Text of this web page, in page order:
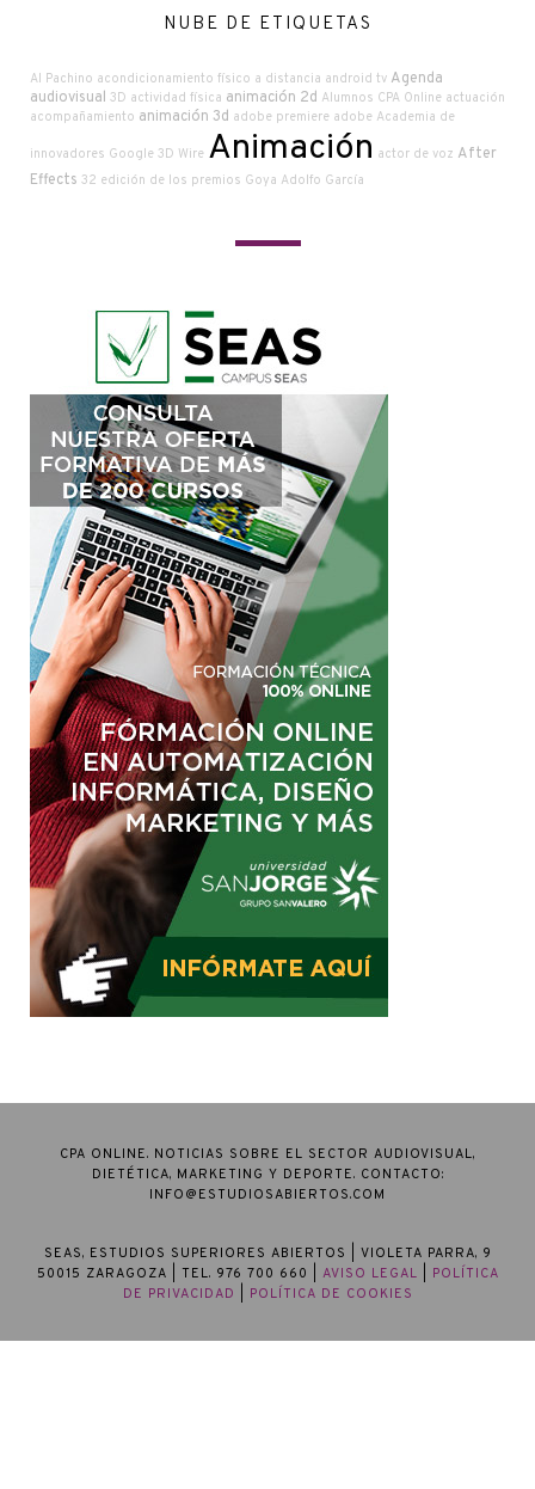
NUBE DE ETIQUETAS
Al Pachino acondicionamiento físico a distancia android tv Agenda
audiovisual 3D actividad física animación 2d Alumnos CPA Online actuación
acompañamiento animación 3d adobe premiere adobe Academia de
innovadores Google 3D Wire Animación actor de voz After
Effects 32 edición de los premios Goya Adolfo García
CPA ONLINE. NOTICIAS SOBRE EL SECTOR AUDIOVISUAL,
DIETÉTICA, MARKETING Y DEPORTE. CONTACTO:
INFO@ESTUDIOSABIERTOS.COM
SEAS, ESTUDIOS SUPERIORES ABIERTOS
| VIOLETA PARRA, 9
50015 ZARAGOZA | TEL. 976 700 660 | AVISO LEGAL
POLÍTICA
DE PRIVACIDAD
POLÍTICA DE COOKIES